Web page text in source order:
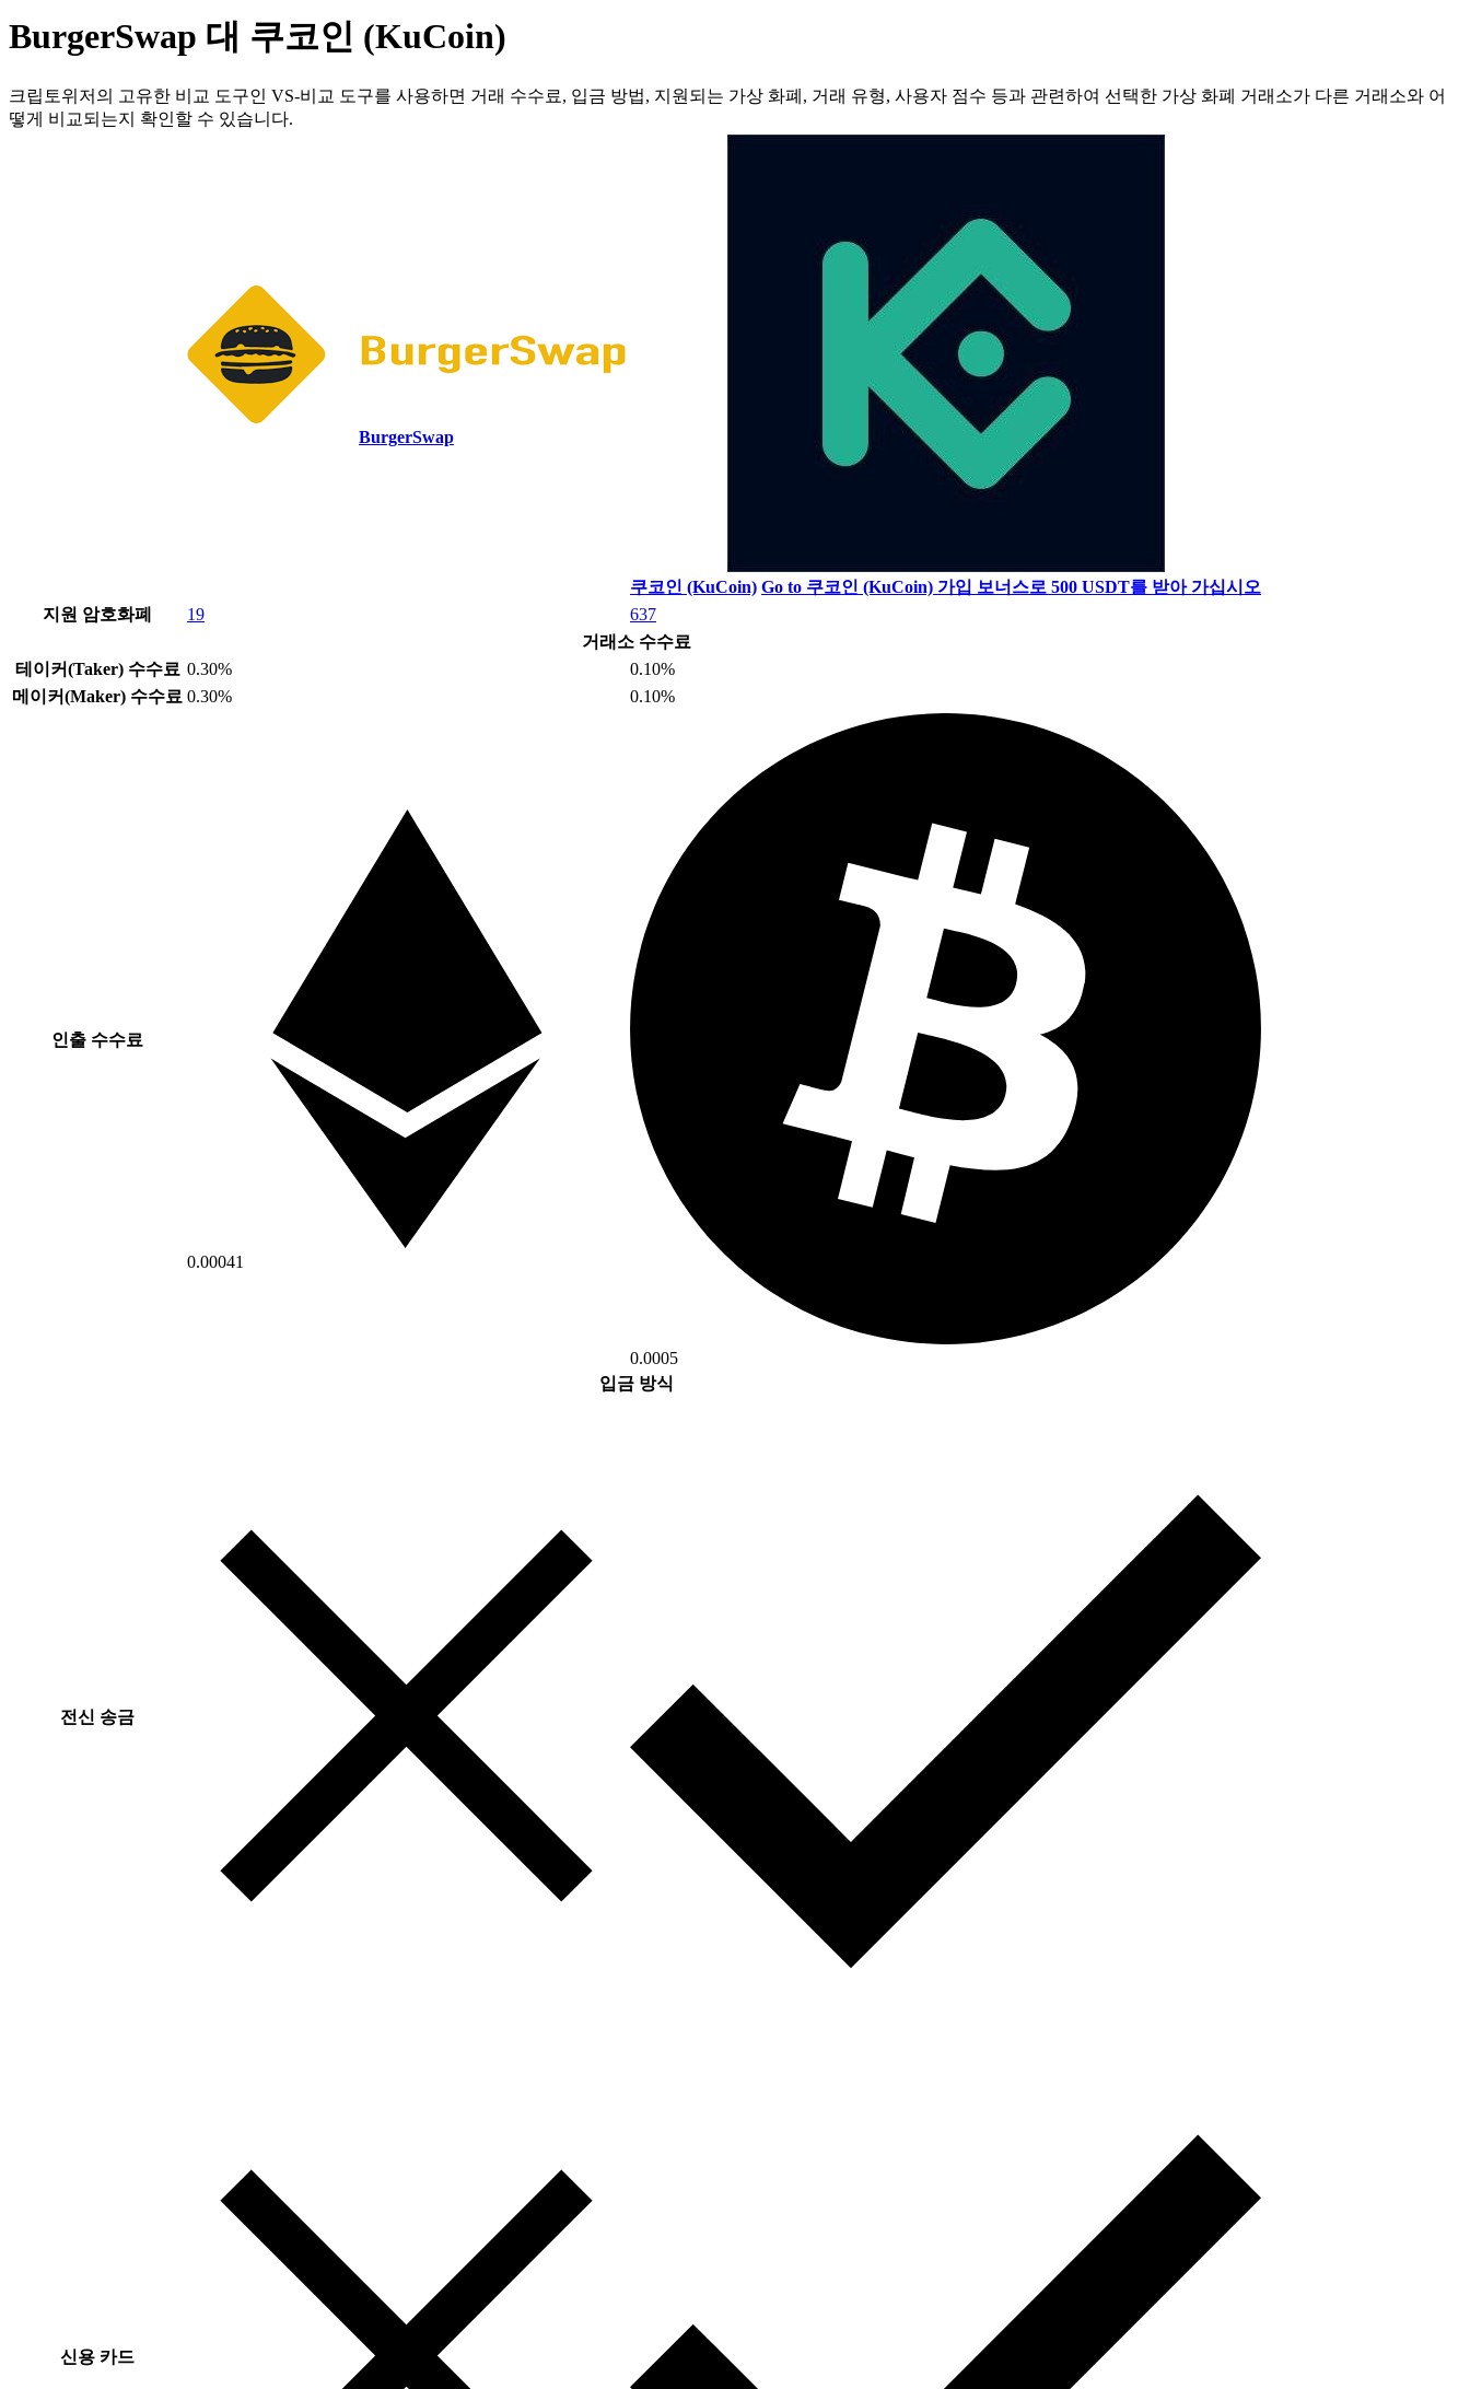
BurgerSwap 대 쿠코인 (KuCoin)
크립토위저의 고유한 비교 도구인 VS-비교 도구를 사용하면 거래 수수료, 입금 방법, 지원되는 가상 화폐, 거래 유형, 사용자 점수 등과 관련하여 선택한 가상 화폐 거래소가 다른 거래소와 어
떻게 비교되는지 확인할 수 있습니다.
BurgerSwap
쿠코인 (KuCoin) Go to 쿠코인 (KuCoin) 가입 보너스로 500 USDT를 받아 가십시오
지원 암호화폐
19
637
거래소 수수료
테이커(Taker) 수수료 0.30%
0.10%
메이커(Maker) 수수료 0.30% 0.10%
인출 수수료
0.00041
0.0005
입금 방식
전신 송금
신용 카드